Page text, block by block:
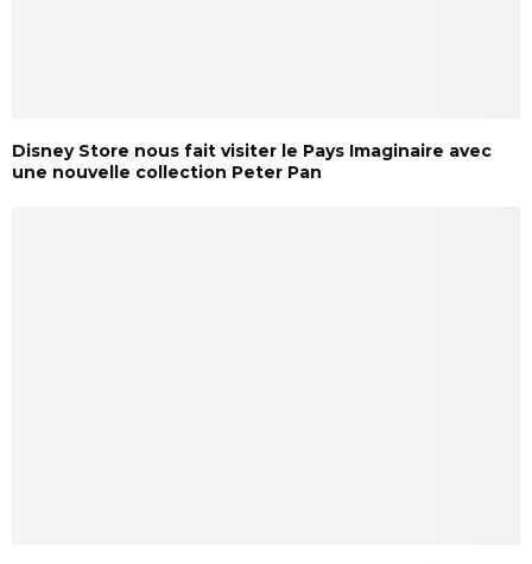
Disney Store nous fait visiter le Pays Imaginaire avec
une nouvelle collection Peter Pan